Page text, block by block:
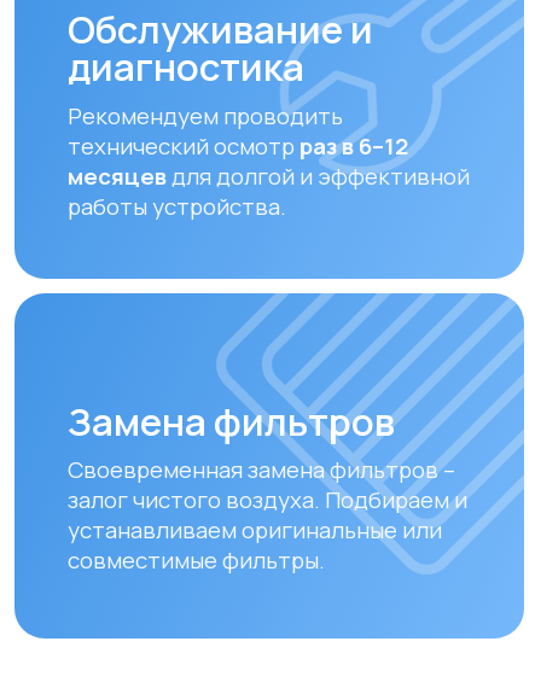
Оплата и доставка
Доставка осуществляется после
полной предоплаты заказа.
Вы можете оплатить заказ
следующими способами:
• Безналичный расчет
• Банковской картой
банки-партнеры (Kaspi Bank, Home
и быструю доставку для наших клиентов
в Алматы и по всему Казахстану